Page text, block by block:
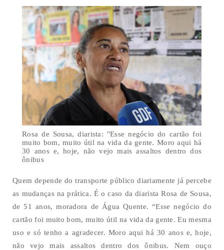
Rosa de Sousa, diarista: "Esse negócio do cartão foi
muito bom, muito útil na vida da gente. Moro aqui há
30 anos e, hoje, não vejo mais assaltos dentro dos
ônibus
Quem depende do transporte público diariamente já percebe
as mudanças na prática. É o caso da diarista Rosa de Sousa,
de 51 anos, moradora de Água Quente. “Esse negócio do
cartão foi muito bom, muito útil na vida da gente. Eu mesma
uso e só tenho a agradecer. Moro aqui há 30 anos e, hoje,
não vejo mais assaltos dentro dos ônibus. Nem ouço